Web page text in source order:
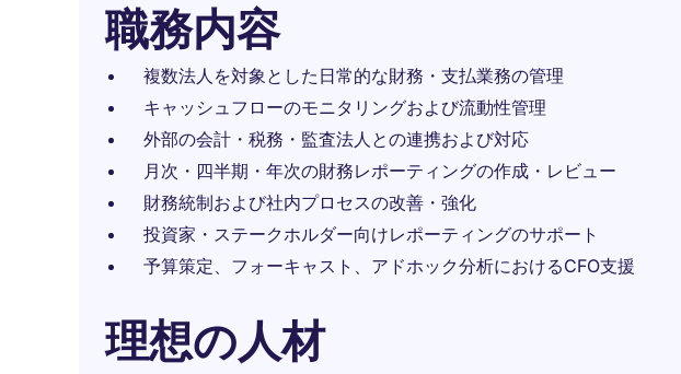
職務内容
複数法人を対象とした日常的な財務・支払業務の管理
キャッシュフローのモニタリングおよび流動性管理
外部の会計・税務・監査法人との連携および対応
月次・四半期・年次の財務レポーティングの作成・レビュー
財務統制および社内プロセスの改善・強化
投資家・ステークホルダー向けレポーティングのサポート
予算策定、フォーキャスト、アドホック分析におけるCFO支援
理想の人材